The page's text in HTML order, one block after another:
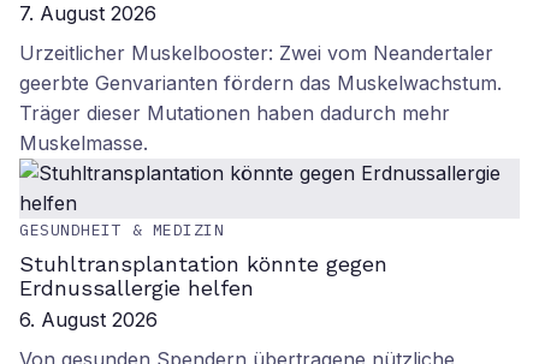
7. August 2026
Urzeitlicher Muskelbooster: Zwei vom Neandertaler
geerbte Genvarianten fördern das Muskelwachstum.
Träger dieser Mutationen haben dadurch mehr
Muskelmasse.
GESUNDHEIT & MEDIZIN
Stuhltransplantation könnte gegen
Erdnussallergie helfen
6. August 2026
Von gesunden Spendern übertragene nützliche